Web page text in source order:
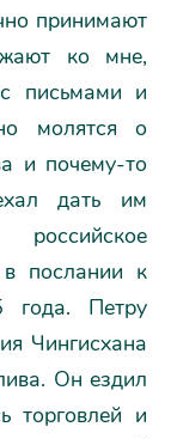
принимают
ко мне,
письмами и
молятся о
и почему-то
дать им
послании к
Петру
Чингисхана
Он ездил
торговлей и